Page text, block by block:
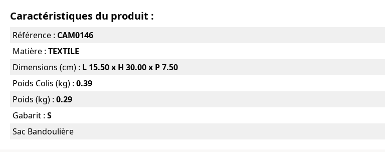
Caractéristiques du produit :
Référence : CAM0146
Matière : TEXTILE
Dimensions (cm) : L 15.50 x H 30.00 x P 7.50
Poids Colis (kg) : 0.39
Poids (kg) : 0.29
Gabarit : S
Sac Bandoulière